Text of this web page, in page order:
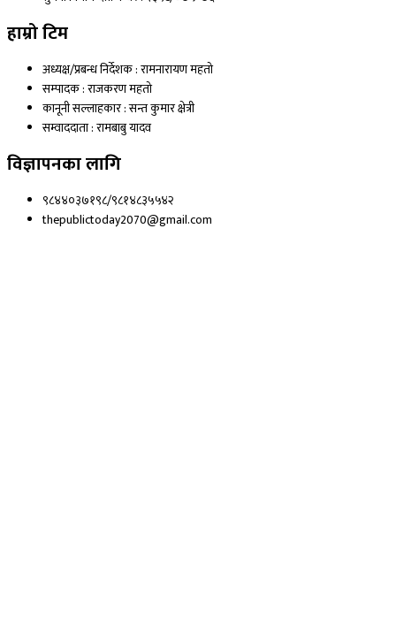
हाम्रो टिम
अध्यक्ष/प्रबन्ध निर्देशक : रामनारायण महतो
सम्पादक : राजकरण महतो
कानूनी सल्लाहकार : सन्त कुमार क्षेत्री
सम्वाददाता : रामबाबु यादव
विज्ञापनका लागि
९८४४०३७१९८/९८१४८३५५४२
thepublictoday2070@gmail.com